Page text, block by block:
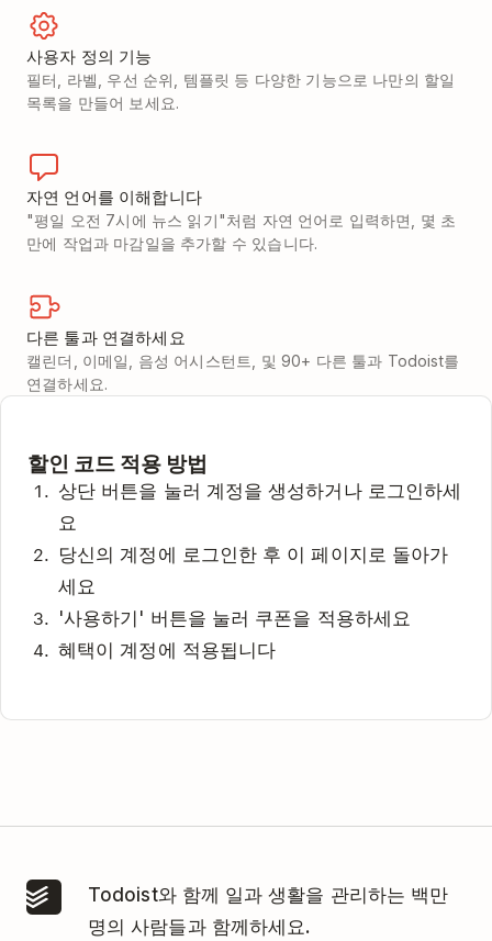
사용자 정의 기능
필터, 라벨, 우선 순위, 템플릿 등 다양한 기능으로 나만의 할일
목록을 만들어 보세요.
자연 언어를 이해합니다
"평일 오전 7시에 뉴스 읽기"처럼 자연 언어로 입력하면, 몇 초
만에 작업과 마감일을 추가할 수 있습니다.
다른 툴과 연결하세요
캘린더, 이메일, 음성 어시스턴트, 및 90+ 다른 툴과 Todoist를
연결하세요.
할인 코드 적용 방법
상단 버튼을 눌러 계정을 생성하거나 로그인하세
요
당신의 계정에 로그인한 후 이 페이지로 돌아가
세요
'사용하기' 버튼을 눌러 쿠폰을 적용하세요
혜택이 계정에 적용됩니다
Todoist와 함께 일과 생활을 관리하는 백만
명의 사람들과 함께하세요.